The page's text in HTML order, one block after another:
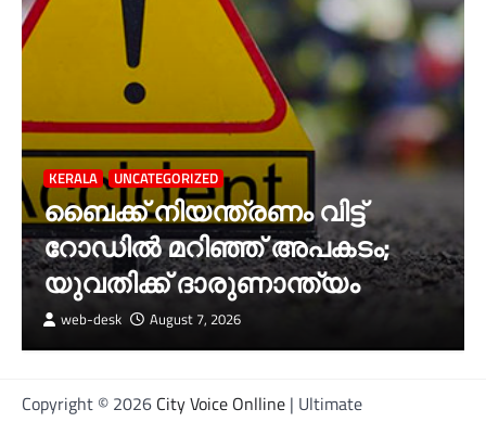
KERALA UNCATEGORIZED
ബൈക്ക് നിയന്ത്രണം വിട്ട്
റോഡില്‍ മറിഞ്ഞ് അപകടം;
യുവതിക്ക് ദാരുണാന്ത്യം
web-desk August 7, 2026
Copyright © 2026 City Voice Onlline | Ultimate